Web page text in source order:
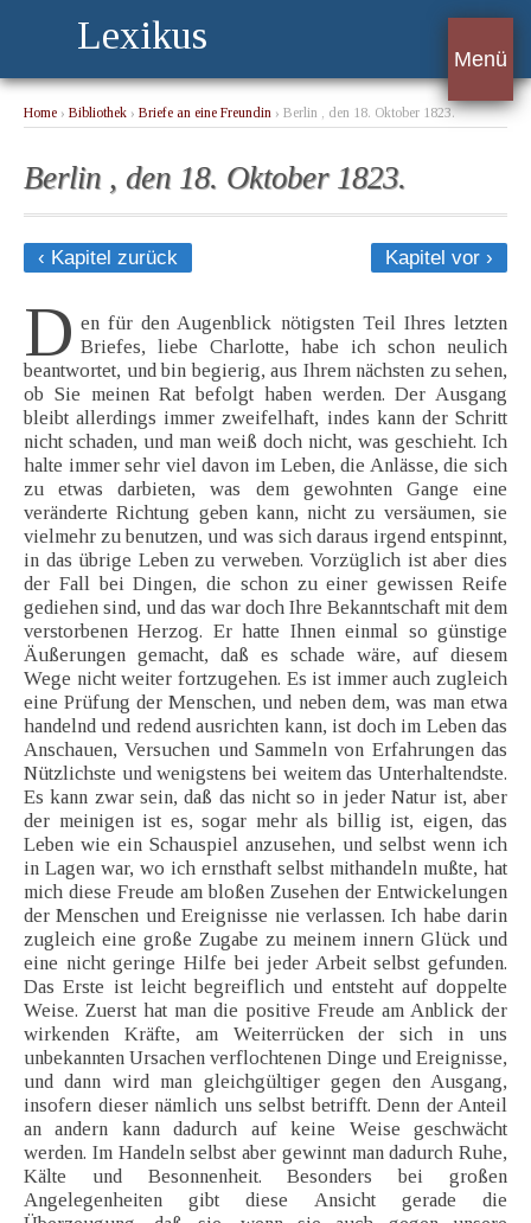
Lexikus
Menü
Home › Bibliothek › Briefe an eine Freundin › Berlin , den 18. Oktober 1823.
Berlin , den 18. Oktober 1823.
‹ Kapitel zurück Kapitel vor ›
D en für den Augenblick nötigsten Teil Ihres letzten
Briefes, liebe Charlotte, habe ich schon neulich
beantwortet, und bin begierig, aus Ihrem nächsten zu sehen,
ob Sie meinen Rat befolgt haben werden. Der Ausgang
bleibt allerdings immer zweifelhaft, indes kann der Schritt
nicht schaden, und man weiß doch nicht, was geschieht. Ich
halte immer sehr viel davon im Leben, die Anlässe, die sich
zu etwas darbieten, was dem gewohnten Gange eine
veränderte Richtung geben kann, nicht zu versäumen, sie
vielmehr zu benutzen, und was sich daraus irgend entspinnt,
in das übrige Leben zu verweben. Vorzüglich ist aber dies
der Fall bei Dingen, die schon zu einer gewissen Reife
gediehen sind, und das war doch Ihre Bekanntschaft mit dem
verstorbenen Herzog. Er hatte Ihnen einmal so günstige
Äußerungen gemacht, daß es schade wäre, auf diesem
Wege nicht weiter fortzugehen. Es ist immer auch zugleich
eine Prüfung der Menschen, und neben dem, was man etwa
handelnd und redend ausrichten kann, ist doch im Leben das
Anschauen, Versuchen und Sammeln von Erfahrungen das
Nützlichste und wenigstens bei weitem das Unterhaltendste.
Es kann zwar sein, daß das nicht so in jeder Natur ist, aber
der meinigen ist es, sogar mehr als billig ist, eigen, das
Leben wie ein Schauspiel anzusehen, und selbst wenn ich
in Lagen war, wo ich ernsthaft selbst mithandeln mußte, hat
mich diese Freude am bloßen Zusehen der Entwickelungen
der Menschen und Ereignisse nie verlassen. Ich habe darin
zugleich eine große Zugabe zu meinem innern Glück und
eine nicht geringe Hilfe bei jeder Arbeit selbst gefunden.
Das Erste ist leicht begreiflich und entsteht auf doppelte
Weise. Zuerst hat man die positive Freude am Anblick der
wirkenden Kräfte, am Weiterrücken der sich in uns
unbekannten Ursachen verflochtenen Dinge und Ereignisse,
und dann wird man gleichgültiger gegen den Ausgang,
insofern dieser nämlich uns selbst betrifft. Denn der Anteil
an andern kann dadurch auf keine Weise geschwächt
werden. Im Handeln selbst aber gewinnt man dadurch Ruhe,
Kälte und Besonnenheit. Besonders bei großen
Angelegenheiten gibt diese Ansicht gerade die